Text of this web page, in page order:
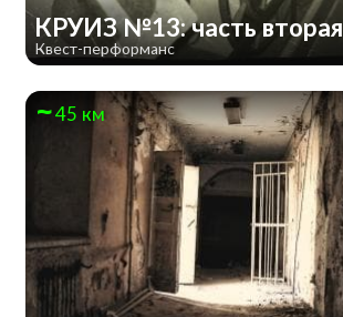
КРУИЗ №13: часть вторая
Квест-перформанс
45 км